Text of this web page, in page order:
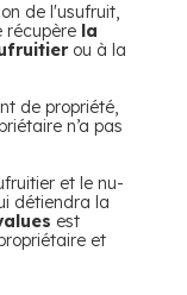
de l'usufruit,
récupère la
ou à la
de propriété,
n’a pas
et le nu-
détiendra la
est
et